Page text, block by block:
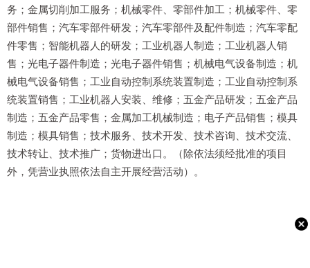
务；金属切削加工服务；机械零件、零部件加工；机械零件、零
部件销售；汽车零部件研发；汽车零部件及配件制造；汽车零配
件零售；智能机器人的研发；工业机器人制造；工业机器人销
售；光电子器件制造；光电子器件销售；机械电气设备制造；机
械电气设备销售；工业自动控制系统装置制造；工业自动控制系
统装置销售；工业机器人安装、维修；五金产品研发；五金产品
制造；五金产品零售；金属加工机械制造；电子产品销售；模具
制造；模具销售；技术服务、技术开发、技术咨询、技术交流、
技术转让、技术推广；货物进出口。（除依法须经批准的项目
外，凭营业执照依法自主开展经营活动）。